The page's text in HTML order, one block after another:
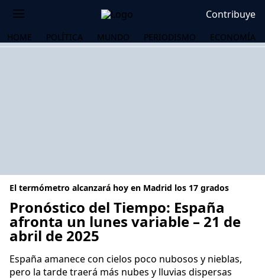
Contribuye
HOME POLÍTICA MUNDO PERIODISMO ECONOMÍA
El termómetro alcanzará hoy en Madrid los 17 grados
Pronóstico del Tiempo: España
afronta un lunes variable – 21 de
abril de 2025
España amanece con cielos poco nubosos y nieblas,
pero la tarde traerá más nubes y lluvias dispersas